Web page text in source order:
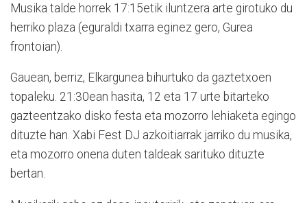
Musika talde horrek 17:15etik iluntzera arte girotuko du
herriko plaza (eguraldi txarra eginez gero, Gurea
frontoian).
Gauean, berriz, Elkargunea bihurtuko da gaztetxoen
topaleku. 21:30ean hasita, 12 eta 17 urte bitarteko
gazteentzako disko festa eta mozorro lehiaketa egingo
dituzte han. Xabi Fest DJ azkoitiarrak jarriko du musika,
eta mozorro onena duten taldeak sarituko dituzte
bertan.